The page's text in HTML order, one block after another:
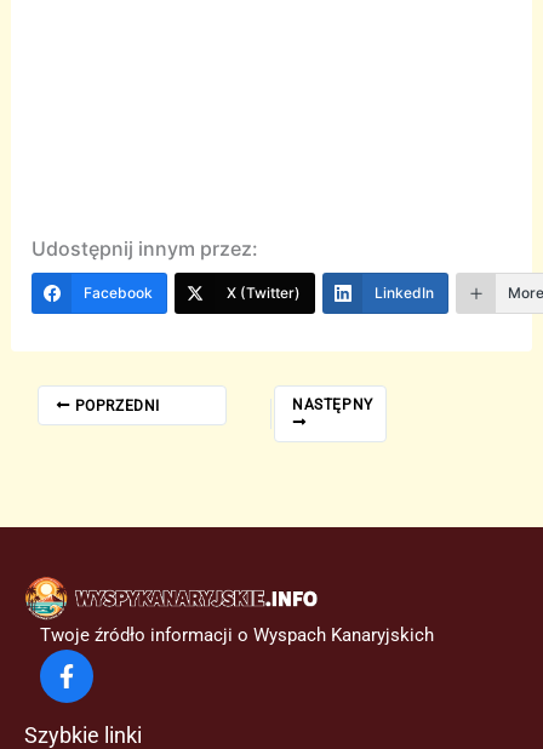
Udostępnij innym przez:
Facebook X (Twitter) LinkedIn
POPRZEDNI NASTĘPNY
Twoje źródło informacji o Wyspach Kanaryjskich
Szybkie linki